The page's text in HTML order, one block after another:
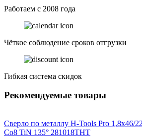
Работаем с 2008 года
Чёткое соблюдение сроков отгрузки
Гибкая система скидок
Рекомендуемые товары
Сверло по металлу H-Tools Pro 1,8x46/
Co8 TiN 135° 281018THT